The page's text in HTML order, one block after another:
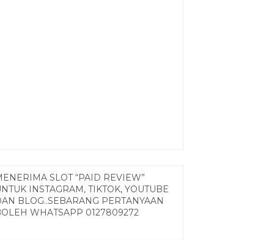
SLOT “PAID REVIEW”
INSTAGRAM, TIKTOK, YOUTUBE
BLOG..SEBARANG PERTANYAAN
WHATSAPP 0127809272